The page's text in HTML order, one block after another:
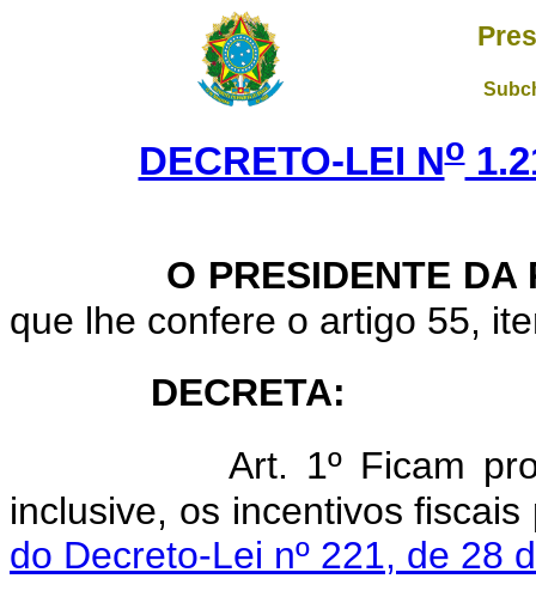
DECRETO-LEI No
O PRESIDENTE DA
que lhe confere o artigo 55,
DECRETA:
Art. 1º Ficam
inclusive, os incentivos
do Decreto-Lei nº 221, de 28